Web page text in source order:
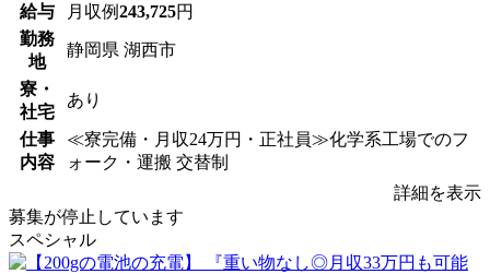
給与 月収例243,725円
勤務
地
静岡県 湖西市
寮・
社宅
あり
仕事
内容
≪寮完備・月収24万円・正社員≫化学系工場でのフ
ォーク・運搬 交替制
詳細を表示
募集が停止しています
スペシャル